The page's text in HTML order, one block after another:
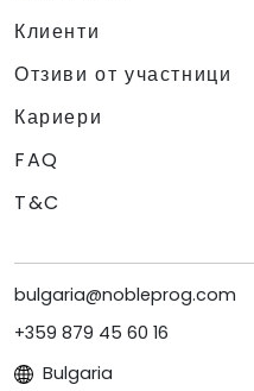
Клиенти
Отзиви от участници
Кариери
FAQ
T&C
bulgaria@nobleprog.com
+359 879 45 60 16
Bulgaria